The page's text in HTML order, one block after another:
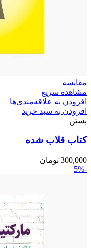
مقایسه
مشاهده سریع
افزودن به علاقه‌مندی‌ها
افزودن به سبد خرید
بستن
کتاب قلاب شده
300,000 تومان
-5%